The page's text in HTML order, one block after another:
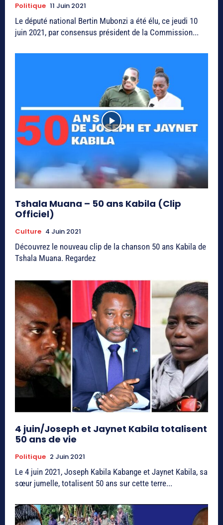
Politique 11 Juin 2021
Le député national Bertin Mubonzi a été élu, ce jeudi 10
juin 2021, par consensus président de la Commission...
Tshala Muana – 50 ans Kabila (Clip
Officiel)
Culture 4 Juin 2021
Découvrez le nouveau clip de la chanson 50 ans Kabila de
Tshala Muana. Regardez
4 juin/Joseph et Jaynet Kabila totalisent
50 ans de vie
Politique 2 Juin 2021
Le 4 juin 2021, Joseph Kabila Kabange et Jaynet Kabila, sa
sœur jumelle, totalisent 50 ans sur cette terre...